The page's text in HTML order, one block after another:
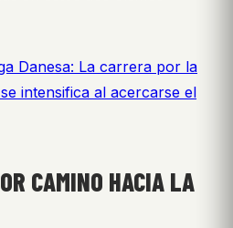
Danesa: La carrera por la
intensifica al acercarse el
CAMINO HACIA LA